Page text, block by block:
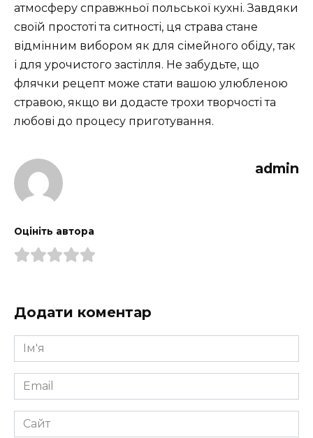
атмосферу справжньої польської кухні. Завдяки
своїй простоті та ситності, ця страва стане
відмінним вибором як для сімейного обіду, так
і для урочистого застілля. Не забудьте, що
флячки рецепт може стати вашою улюбленою
стравою, якщо ви додасте трохи творчості та
любові до процесу приготування.
admin
Оцініть автора
Додати коментар
Ім'я
*
Email
*
Сайт